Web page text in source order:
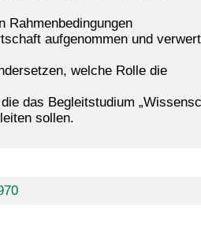
Rahmenbedingungen
aufgenommen und
welche Rolle die
das Begleitstudium
sollen.